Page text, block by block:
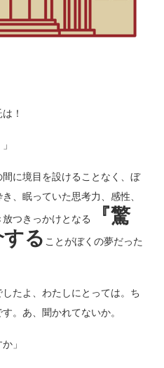
！
に境目を設けることなく、ぼ
、眠っていた思考力、感性、
つきっかけとなる
『驚
る ことがぼくの夢だった
たよ、わたしにとっては。ち
。あ、聞かれてないか。
」